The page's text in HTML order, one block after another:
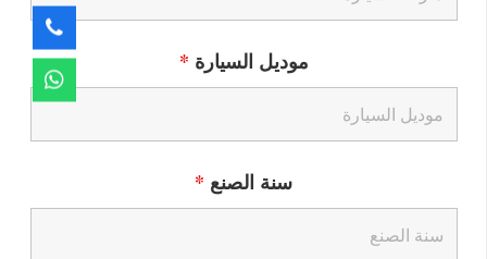
موديل السيارة *
سنة الصنع *